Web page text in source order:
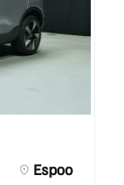
Espoo